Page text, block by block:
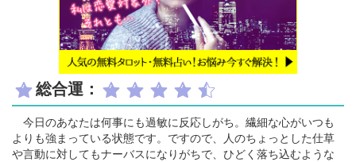
総合運：
今日のあなたは何事にも過敏に反応しがち。繊細な心がいつも
よりも強まっている状態です。ですので、人のちょっとした仕草
や言動に対してもナーバスになりがちで、ひどく落ち込むような